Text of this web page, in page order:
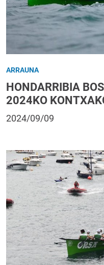
ARRAUNA
HONDARRIBIA
2024KO
2024/09/09